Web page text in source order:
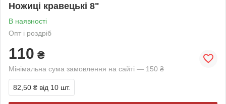
Ножиці кравецькі 8"
В наявності
Опт і роздріб
110 ₴
Мінімальна сума замовлення на сайті — 150 ₴
82,50 ₴ від 10 шт.